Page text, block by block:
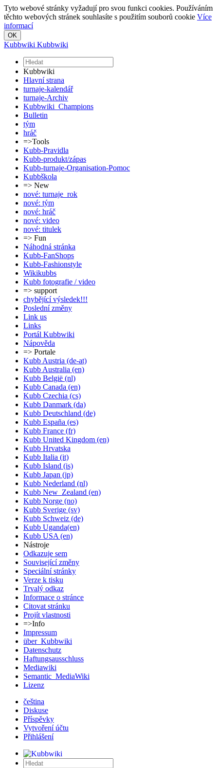
Tyto webové stránky vyžadují pro svou funkci cookies. Používáním
těchto webových stránek souhlasíte s použitím souborů cookie Více
informací
Kubbwiki Kubbwiki
Kubbwiki
Hlavní strana
turnaje-kalendář
turnaje-Archiv
Kubbwiki_Champions
Bulletin
tým
hráč
=>Tools
Kubb-Pravidla
Kubb-produkt/zápas
Kubb-turnaje-Organisation-Pomoc
Kubbškola
=> New
nové: turnaje_rok
nové: tým
nové: hráč
nové: video
nové: titulek
=> Fun
Náhodná stránka
Kubb-FanShops
Kubb-Fashionstyle
Wikikubbs
Kubb fotografie / video
=> support
chybějící výsledek!!!
Poslední změny
Link us
Links
Portál Kubbwiki
Nápověda
=> Portale
Kubb Austria (de-at)
Kubb Australia (en)
Kubb België (nl)
Kubb Canada (en)
Kubb Czechia (cs)
Kubb Danmark (da)
Kubb Deutschland (de)
Kubb España (es)
Kubb France (fr)
Kubb United Kingdom (en)
Kubb Hrvatska
Kubb Italia (it)
Kubb Island (is)
Kubb Japan (jp)
Kubb Nederland (nl)
Kubb New_Zealand (en)
Kubb Norge (no)
Kubb Sverige (sv)
Kubb Schweiz (de)
Kubb Uganda(en)
Kubb USA (en)
Nástroje
Odkazuje sem
Související změny
Speciální stránky
Verze k tisku
Trvalý odkaz
Informace o stránce
Citovat stránku
Projít vlastnosti
=>Info
Impressum
über_Kubbwiki
Datenschutz
Haftungsausschluss
Mediawiki
Semantic_MediaWiki
Lizenz
čeština
Diskuse
Příspěvky
Vytvoření účtu
Přihlášení